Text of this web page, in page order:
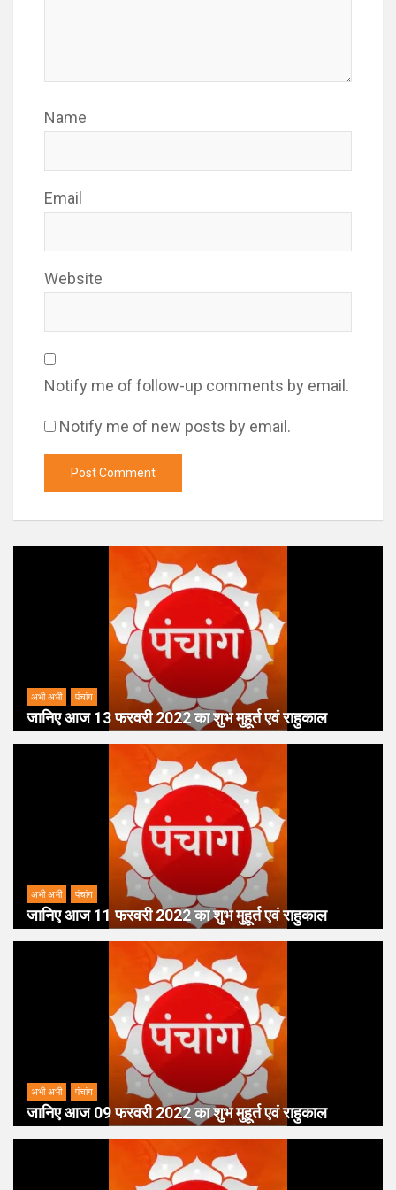
Name
Email
Website
Notify me of follow-up comments by email.
Notify me of new posts by email.
अभी अभी पंचांग
जानिए आज 13 फरवरी 2022 का शुभ मुहूर्त एवं राहुकाल
अभी अभी पंचांग
जानिए आज 11 फरवरी 2022 का शुभ मुहूर्त एवं राहुकाल
अभी अभी पंचांग
जानिए आज 09 फरवरी 2022 का शुभ मुहूर्त एवं राहुकाल